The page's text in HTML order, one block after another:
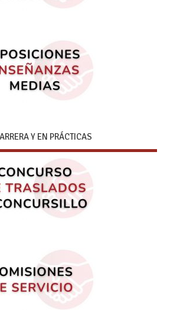
Y EN PRÁCTICAS